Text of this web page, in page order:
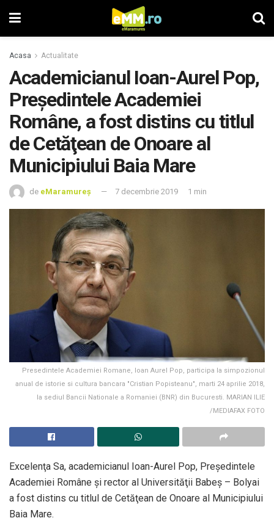
Acasa Actualitate
Academicianul Ioan-Aurel Pop,
Preşedintele Academiei
Române, a fost distins cu titlul
de Cetăţean de Onoare al
Municipiului Baia Mare
de eMaramureș 7 decembrie 2019 1 min
Presedintele Academiei Romane, Ioan Aurel Pop, participa la simpozionul
anual de istorie si cultura bancara "Cristian Popisteanu", marti 24 aprilie 2018,
la sediul Bancii Nationale a Romaniei (BNR) din Bucuresti. MARIAN ILIE
/MEDIAFAX FOTO
Excelenţa Sa, academicianul Ioan-Aurel Pop, Preşedintele
Academiei Române şi rector al Universităţii Babeş – Bolyai
a fost distins cu titlul de Cetăţean de Onoare al Municipiului
Baia Mare.